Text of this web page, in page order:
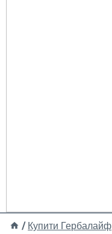
/ Купити Гербалайф